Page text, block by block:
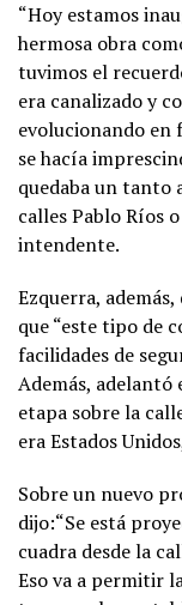
“Hoy estamos
hermosa obra
tuvimos el
era canalizado y
evolucionando en
se hacía
quedaba un tanto
calles Pablo Ríos
intendente.
Ezquerra,
que “este tipo de
facilidades de
Además, adelantó
etapa sobre la
era Estados
Sobre un nuevo
dijo:“Se está
cuadra desde la
Eso va a permitir